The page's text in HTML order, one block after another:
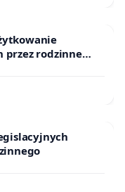
przez rodzinne